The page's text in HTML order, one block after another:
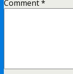
Comment*